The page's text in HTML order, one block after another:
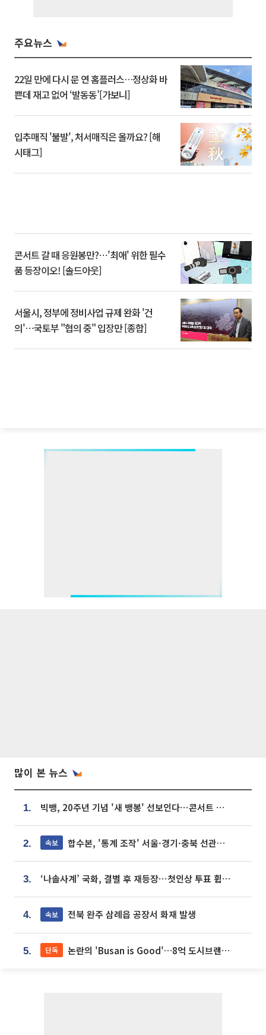
주요뉴스
22일 만에 다시 문 연 홈플러스…정상화 바
쁜데 재고 없어 ‘발동동’[가보니]
입추매직 '불발', 처서매직은 올까요? [해
시태그]
콘서트 갈 때 응원봉만?⋯'최애' 위한 필수
품 등장이오! [솔드아웃]
서울시, 정부에 정비사업 규제 완화 '건
의'⋯국토부 "협의 중" 입장만 [종합]
많이 본 뉴스
1. 빅뱅, 20주년 기념 '새 뱅봉' 선보인다⋯콘서트 앞두고 팝업 개최
2. 속보 합수본, '통계 조작' 서울·경기·충북 선관위 등 추가 압수수색
3. ‘나솔사계’ 국화, 결별 후 재등장⋯첫인상 투표 휩쓸고 ‘인기녀’ 등극
4. 속보 전북 완주 삼례읍 공장서 화재 발생
5. 단독 논란의 'Busan is Good'…8억 도시브랜드, 용산 대통령실 CI 업체가 수행